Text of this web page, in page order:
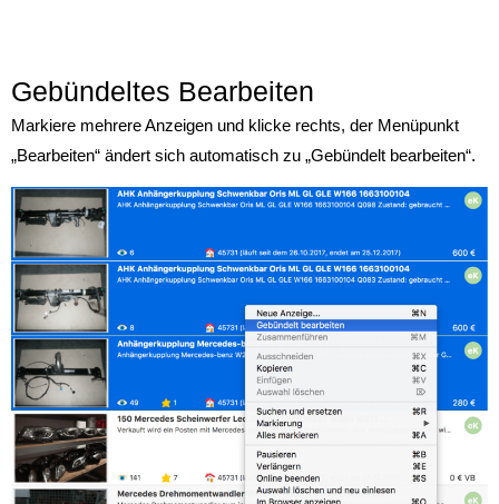
Gebündeltes Bearbeiten
Markiere mehrere Anzeigen und klicke rechts, der Menüpunkt
„Bearbeiten“ ändert sich automatisch zu „Gebündelt bearbeiten“.